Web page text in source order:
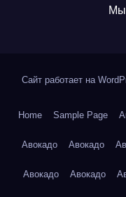
Сайт работает на
Home Sample Page
Авокадо Авокадо
Авокадо Авокадо